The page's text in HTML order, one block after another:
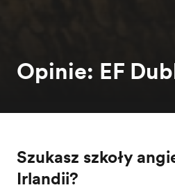
Opinie: EF
Szukasz szkoły
Irlandii?